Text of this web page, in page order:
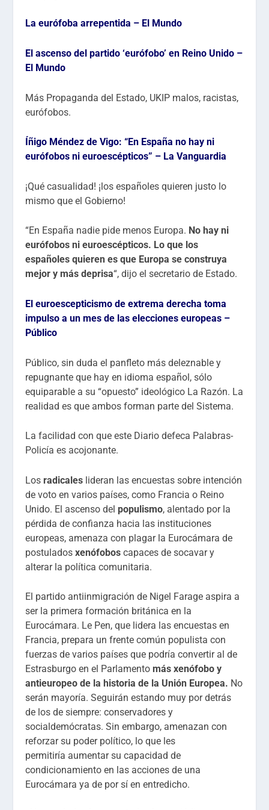
La eurófoba arrepentida – El Mundo
El ascenso del partido ‘eurófobo’ en Reino Unido –
El Mundo
Más Propaganda del Estado, UKIP malos, racistas,
eurófobos.
Íñigo Méndez de Vigo: “En España no hay ni
eurófobos ni euroescépticos” – La Vanguardia
¡Qué casualidad! ¡los españoles quieren justo lo
mismo que el Gobierno!
“En España nadie pide menos Europa. No hay ni
eurófobos ni euroescépticos. Lo que los
españoles quieren es que Europa se construya
mejor y más deprisa“, dijo el secretario de Estado.
El euroescepticismo de extrema derecha toma
impulso a un mes de las elecciones europeas –
Público
Público, sin duda el panfleto más deleznable y
repugnante que hay en idioma español, sólo
equiparable a su “opuesto” ideológico La Razón. La
realidad es que ambos forman parte del Sistema.
La facilidad con que este Diario defeca Palabras-
Policía es acojonante.
Losradicales lideran las encuestas sobre intención
de voto en varios países, como Francia o Reino
Unido. El ascenso delpopulismo, alentado por la
pérdida de confianza hacia las instituciones
europeas, amenaza con plagar la Eurocámara de
postuladosxenófobos capaces de socavar y
alterar la política comunitaria.
El partido antiinmigración de Nigel Farage aspira a
ser la primera formación británica en la
Eurocámara. Le Pen, que lidera las encuestas en
Francia, prepara un frente común populista con
fuerzas de varios países que podría convertir al de
Estrasburgo en el Parlamentomás xenófobo y
antieuropeo de la historia de la Unión Europea. No
serán mayoría. Seguirán estando muy por detrás
de los de siempre: conservadores y
socialdemócratas. Sin embargo, amenazan con
reforzar su poder político, lo que les
permitiría aumentar su capacidad de
condicionamiento en las acciones de una
Eurocámara ya de por sí en entredicho.